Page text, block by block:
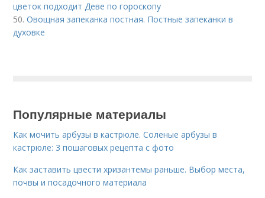
цветок подходит Деве по гороскопу
50.Овощная запеканка постная. Постные запеканки в
духовке
Популярные материалы
Как мочить арбузы в кастрюле. Соленые арбузы в
кастрюле: 3 пошаговых рецепта с фото
Как заставить цвести хризантемы раньше. Выбор места,
почвы и посадочного материала